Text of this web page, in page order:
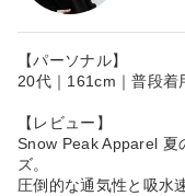
【パーソナル】
20代｜161cm｜普段着
【レビュー】
Snow Peak Apparel 夏
ズ。
圧倒的な通気性と吸水